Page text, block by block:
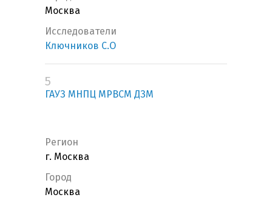
Москва
Исследователи
Ключников С.О
5
ГАУЗ МНПЦ МРВСМ ДЗМ
Регион
г. Москва
Город
Москва